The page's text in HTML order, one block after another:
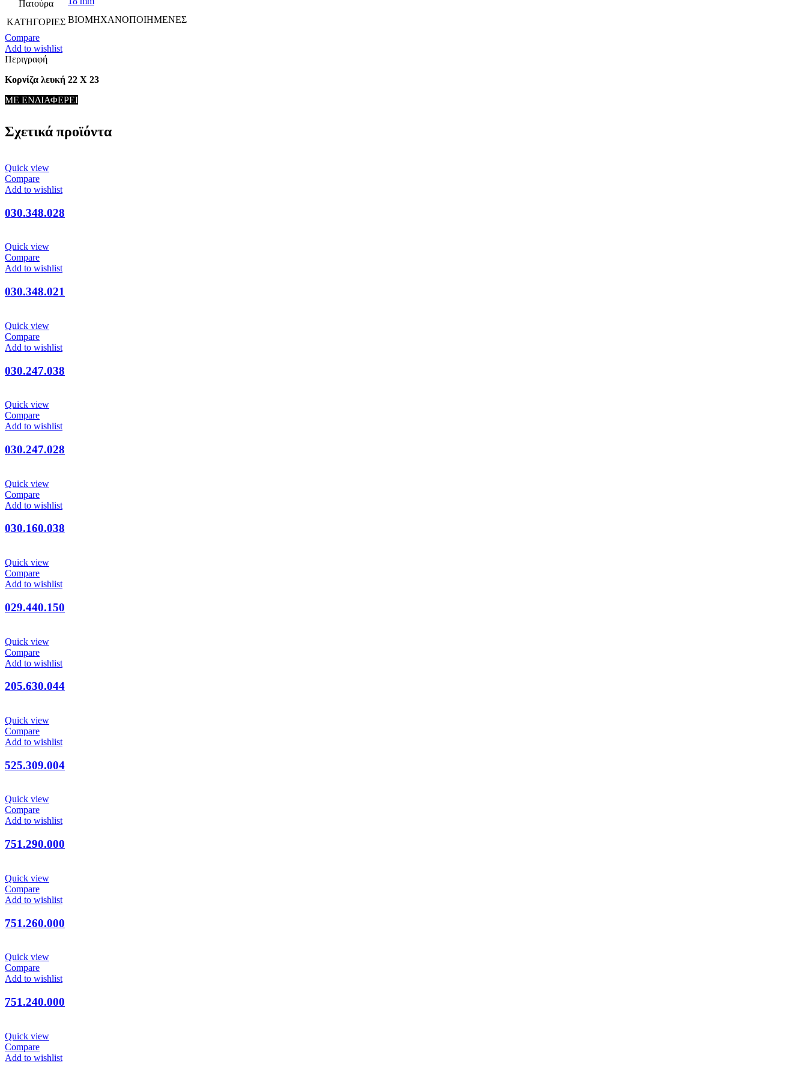
Πατούρα
ΚΑΤΗΓΟΡΙΕΣ ΒΙΟΜΗΧΑΝΟΠΟΙΗΜΕΝΕΣ
Compare
Add to wishlist
Περιγραφή
Κορνίζα λευκή 22 Χ 23
ΜΕ ΕΝΔΙΑΦΕΡΕΙ
Σχετικά προϊόντα
Quick view
Compare
Add to wishlist
030.348.028
Quick view
Compare
Add to wishlist
030.348.021
Quick view
Compare
Add to wishlist
030.247.038
Quick view
Compare
Add to wishlist
030.247.028
Quick view
Compare
Add to wishlist
030.160.038
Quick view
Compare
Add to wishlist
029.440.150
Quick view
Compare
Add to wishlist
205.630.044
Quick view
Compare
Add to wishlist
525.309.004
Quick view
Compare
Add to wishlist
751.290.000
Quick view
Compare
Add to wishlist
751.260.000
Quick view
Compare
Add to wishlist
751.240.000
Quick view
Compare
Add to wishlist